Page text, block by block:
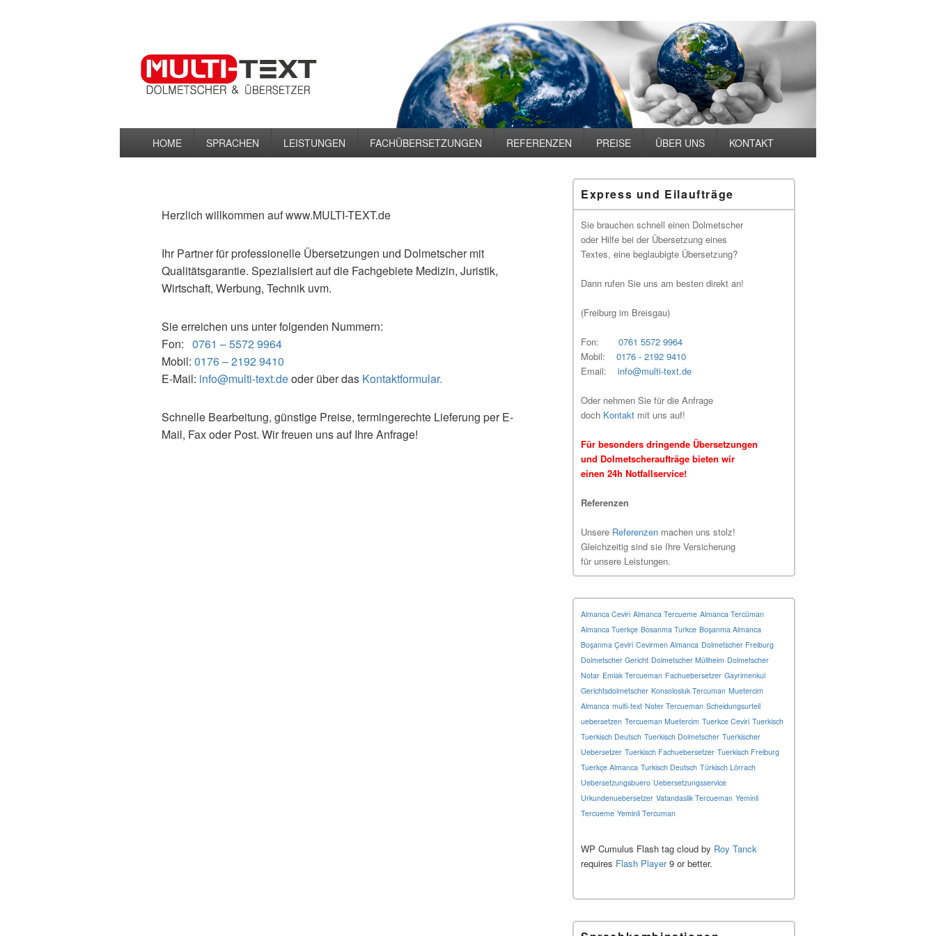
HOME SPRACHEN LEISTUNGEN FACHÜBERSETZUNGEN REFERENZEN PREISE ÜBER UNS KONTAKT
Herzlich willkommen auf www.MULTI-TEXT.de
Ihr Partner für professionelle Übersetzungen und Dolmetscher mit
Qualitätsgarantie. Spezialisiert auf die Fachgebiete Medizin, Juristik,
Wirtschaft, Werbung, Technik uvm.
Sie erreichen uns unter folgenden Nummern:
Fon: 0761 – 5572 9964
Mobil: 0176 – 2192 9410
E-Mail: info@multi-text.deoder über das Kontaktformular.
Schnelle Bearbeitung, günstige Preise, termingerechte Lieferung per E-
Mail, Fax oder Post. Wir freuen uns auf Ihre Anfrage!
Primärer
Seitenleisten-
Widgetbereich
Express und Eilaufträge
Sie brauchen schnell einen Dolmetscher
oder Hilfe bei der Übersetzung eines
Textes, eine beglaubigte Übersetzung?
Dann rufen Sie uns am besten direkt an!
(Freiburg im Breisgau)
Fon: 0761 5572 9964
Mobil: 0176 - 2192 9410
Email: info@multi-text.de
Oder nehmen Sie für die Anfrage
doch Kontakt mit uns auf!
Für besonders dringende Übersetzungen
und Dolmetscheraufträge bieten wir
einen 24h Notfallservice!
Referenzen
Unsere Referenzen machen uns stolz!
Gleichzeitig sind sie Ihre Versicherung
für unsere Leistungen.
Almanca Ceviri Almanca Tercueme Almanca Tercüman
Almanca Tuerkçe Bosanma Turkce Boşanma Almanca
Boşanma Çeviri Cevirmen Almanca Dolmetscher Freiburg
Dolmetscher Gericht Dolmetscher Müllheim Dolmetscher
Notar Emlak Tercueman Fachuebersetzer Gayrimenkul
Gerichtsdolmetscher Konsolosluk Tercuman Muetercim
Almanca multi-text Noter Tercueman Scheidungsurteil
uebersetzen Tercueman Muetercim Tuerkce Ceviri Tuerkisch
Tuerkisch Deutsch Tuerkisch Dolmetscher Tuerkischer
Uebersetzer Tuerkisch Fachuebersetzer Tuerkisch Freiburg
Tuerkçe Almanca Turkisch Deutsch Türkisch Lörrach
Uebersetzungsbuero Uebersetzungsservice
Urkundenuebersetzer Vatandaslik Tercueman Yeminli
Tercueme Yeminli Tercuman
WP Cumulus Flash tag cloud by Roy Tanck
requires Flash Player9 or better.